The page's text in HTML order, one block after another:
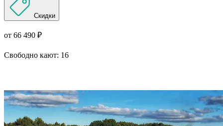
Скидки
от 66 490 ₽
Свободно кают: 16